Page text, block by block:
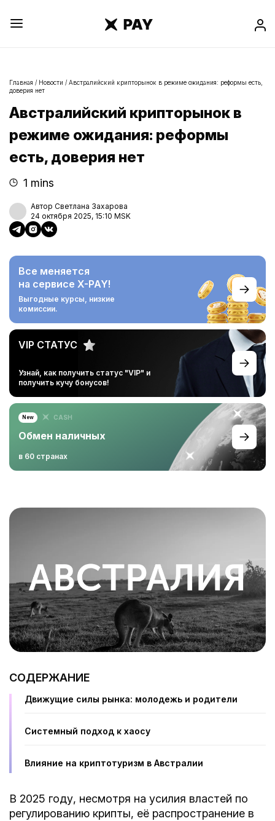
Главная / Новости / Австралийский крипторынок в режиме ожидания: реформы есть,
доверия нет
Австралийский крипторынок в
режиме ожидания: реформы
есть, доверия нет
1 mins
Автор Светлана Захарова
24 октября 2025, 15:10 MSK
Все меняется
на сервисе X-PAY!
Выгодные курсы, низкие
комиссии.
VIP СТАТУС
Узнай, как получить статус "VIP" и
получить кучу бонусов!
CASH
Обмен наличных
в 60 странах
New
СОДЕРЖАНИЕ
Движущие силы рынка: молодежь и родители
Системный подход к хаосу
Влияние на криптотуризм в Австралии
В 2025 году, несмотря на усилия властей по
регулированию крипты, её распространение в